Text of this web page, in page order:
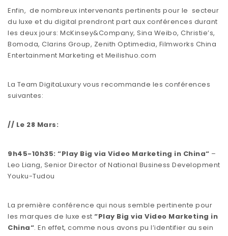
Enfin, de nombreux intervenants pertinents pour le secteur
du luxe et du digital prendront part aux conférences durant
les deux jours: McKinsey&Company, Sina Weibo, Christie’s,
Bomoda, Clarins Group, Zenith Optimedia, Filmworks China
Entertainment Marketing et Meilishuo.com
La Team DigitaLuxury vous recommande les conférences
suivantes:
// Le 28 Mars:
9h45-10h35: “Play Big via Video Marketing in China“ –
Leo Liang, Senior Director of National Business Development
Youku-Tudou
La première conférence qui nous semble pertinente pour
les marques de luxe est “Play Big via Video Marketing in
China“. En effet, comme nous avons pu l’identifier au sein